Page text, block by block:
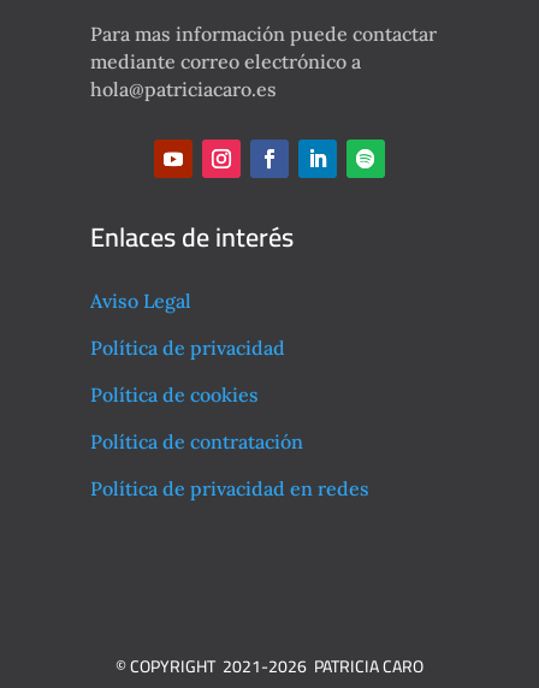
Para mas información puede contactar
mediante correo electrónico a
hola@patriciacaro.es
Enlaces de interés
Aviso Legal
Política de privacidad
Política de cookies
Política de contratación
Política de privacidad en redes
© COPYRIGHT 2021-2026 PATRICIA CARO